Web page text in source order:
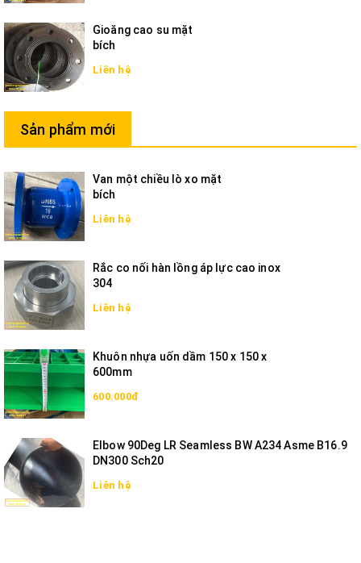
Gioăng cao su mặt
bích
Liên hệ
Sản phẩm mới
Van một chiều lò xo mặt
bích
Liên hệ
Rắc co nối hàn lồng áp lực cao inox
304
Liên hệ
Khuôn nhựa uốn dầm 150 x 150 x
600mm
600.000đ
Elbow 90Deg LR Seamless BW A234 Asme B16.9
DN300 Sch20
Liên hệ